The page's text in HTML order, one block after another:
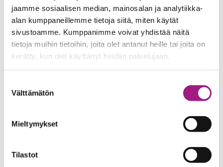
jaamme sosiaalisen median, mainosalan ja analytiikka-
alan kumppaneillemme tietoja siitä, miten käytät
sivustoamme. Kumppanimme voivat yhdistää näitä
tietoja muihin tietoihin, joita olet antanut heille tai joita on
kerätty, kun olet käyttänyt heidän palvelujaan.
valinta
Välttämätön
Mieltymykset
Tilastot
Autamme asukkaita tunnistamaan omat vahvuutensa ja
hyödyntämään niitä arjessa.
Yhteisöllinen asuminen on meille tapa rakentaa arkea,
jossa jokainen saa olla arvokas juuri sellaisena kuin on.